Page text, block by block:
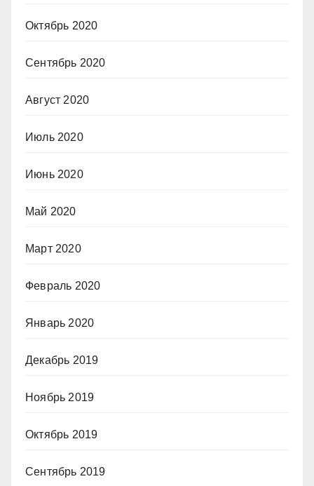
Октябрь 2020
Сентябрь 2020
Август 2020
Июль 2020
Июнь 2020
Май 2020
Март 2020
Февраль 2020
Январь 2020
Декабрь 2019
Ноябрь 2019
Октябрь 2019
Сентябрь 2019